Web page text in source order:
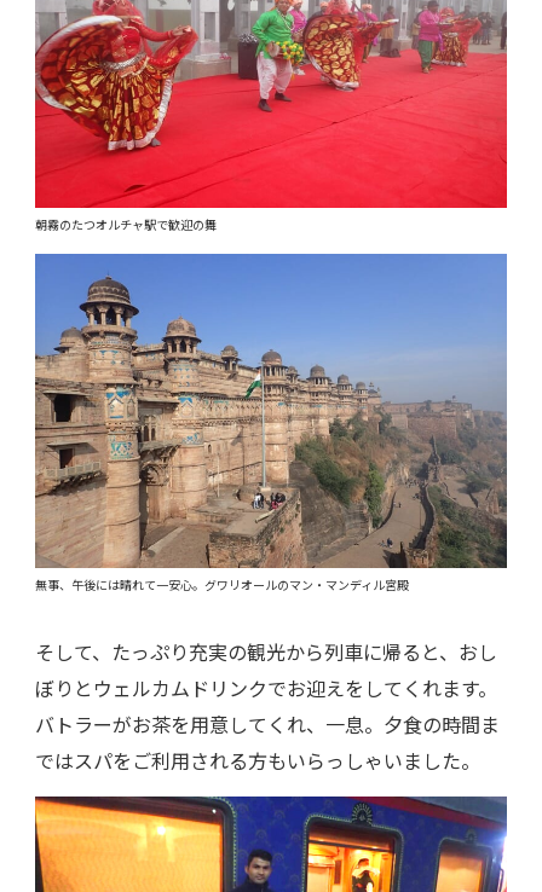
朝霧のたつオルチャ駅で歓迎の舞
無事、午後には晴れて一安心。グワリオールのマン・マンディル宮殿
そして、たっぷり充実の観光から列車に帰ると、おし
ぼりとウェルカムドリンクでお迎えをしてくれます。
バトラーがお茶を用意してくれ、一息。夕食の時間ま
ではスパをご利用される方もいらっしゃいました。